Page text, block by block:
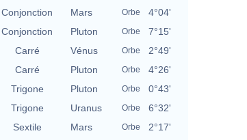
Conjonction Mars Orbe
4°04'
Conjonction Pluton Orbe
7°15'
Carré Vénus Orbe
2°49'
Carré Pluton Orbe
4°26'
Trigone Pluton Orbe
0°43'
Trigone Uranus Orbe
6°32'
Sextile Mars Orbe
2°17'